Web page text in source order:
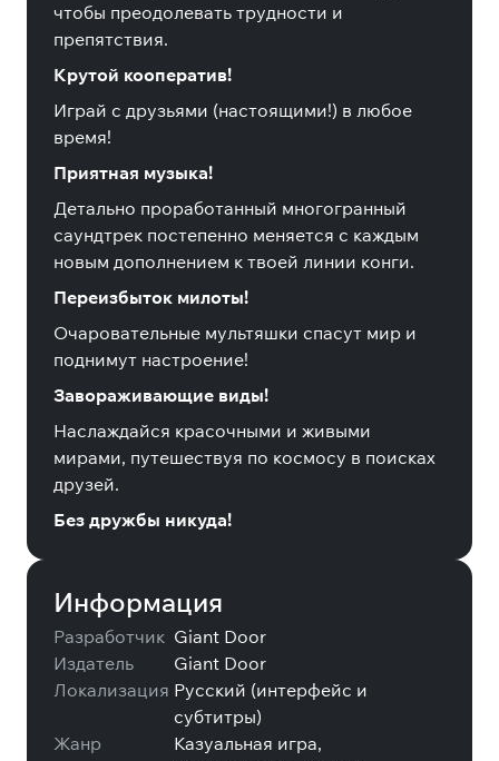
чтобы преодолевать трудности и
препятствия.
Крутой кооператив!
Играй с друзьями (настоящими!) в любое
время!
Приятная музыка!
Детально проработанный многогранный
саундтрек постепенно меняется с каждым
новым дополнением к твоей линии конги.
Переизбыток милоты!
Очаровательные мультяшки спасут мир и
поднимут настроение!
Завораживающие виды!
Наслаждайся красочными и живыми
мирами, путешествуя по космосу в поисках
друзей.
Без дружбы никуда!
Информация
Разработчик Giant Door
Издатель
Giant Door
Локализация Русский (интерфейс и
субтитры)
Жанр
Казуальная игра,